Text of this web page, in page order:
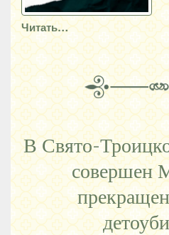
Читать…
В Свято-
совершен